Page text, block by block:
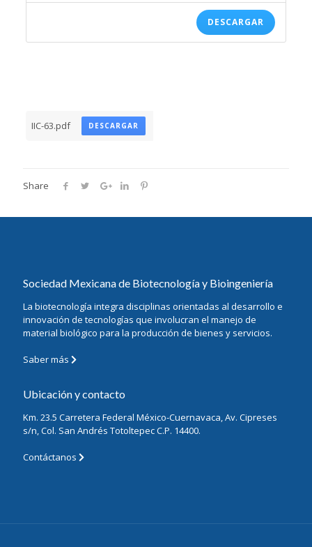
DESCARGAR
IIC-63.pdf DESCARGAR
Share
Sociedad Mexicana de Biotecnología y Bioingeniería
La biotecnología integra disciplinas orientadas al desarrollo e
innovación de tecnologías que involucran el manejo de
material biológico para la producción de bienes y servicios.
Saber más
Ubicación y contacto
Km. 23.5 Carretera Federal México-Cuernavaca, Av. Cipreses
s/n, Col. San Andrés Totoltepec C.P. 14400.
Contáctanos